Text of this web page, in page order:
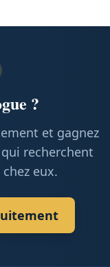
?
et gagnez
recherchent
eux.